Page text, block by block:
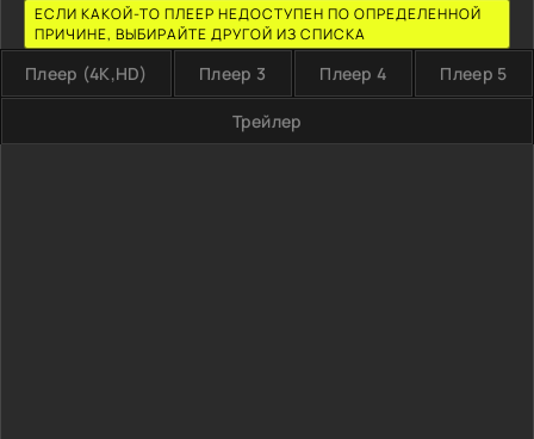
ЕСЛИ КАКОЙ-ТО ПЛЕЕР НЕДОСТУПЕН ПО ОПРЕДЕЛЕННОЙ
ПРИЧИНЕ, ВЫБИРАЙТЕ ДРУГОЙ ИЗ СПИСКА
Плеер (4K,HD) Плеер 3 Плеер 4 Плеер 5
Трейлер